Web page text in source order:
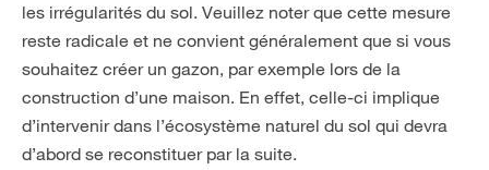
les irrégularités du sol. Veuillez noter que cette mesure
reste radicale et ne convient généralement que si vous
souhaitez créer un gazon, par exemple lors de la
construction d’une maison. En effet, celle-ci implique
d’intervenir dans l’écosystème naturel du sol qui devra
d’abord se reconstituer par la suite.